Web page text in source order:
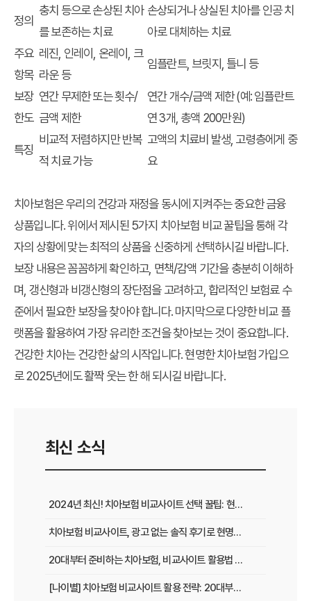
정의
충치 등으로 손상된 치아
를 보존하는 치료
손상되거나 상실된 치아를 인공 치
아로 대체하는 치료
주요
항목
레진, 인레이, 온레이, 크
라운 등
임플란트, 브릿지, 틀니 등
보장
한도
연간 무제한 또는 횟수/
금액 제한
연간 개수/금액 제한 (예: 임플란트
연 3개, 총액 200만원)
특징
비교적 저렴하지만 반복
적 치료 가능
고액의 치료비 발생, 고령층에게 중
요
치아보험은 우리의 건강과 재정을 동시에 지켜주는 중요한 금융
상품입니다. 위에서 제시된 5가지 치아보험 비교 꿀팁을 통해 각
자의 상황에 맞는 최적의 상품을 신중하게 선택하시길 바랍니다.
보장 내용은 꼼꼼하게 확인하고, 면책/감액 기간을 충분히 이해하
며, 갱신형과 비갱신형의 장단점을 고려하고, 합리적인 보험료 수
준에서 필요한 보장을 찾아야 합니다. 마지막으로 다양한 비교 플
랫폼을 활용하여 가장 유리한 조건을 찾아보는 것이 중요합니다.
건강한 치아는 건강한 삶의 시작입니다. 현명한 치아보험 가입으
로 2025년에도 활짝 웃는 한 해 되시길 바랍니다.
최신 소식
2024년 최신! 치아보험 비교사이트 선택 꿀팁: 현명한 가입 전략 완벽 분석
치아보험 비교사이트, 광고 없는 솔직 후기로 현명하게 선택하는 법
20대부터 준비하는 치아보험, 비교사이트 활용법 A to Z
[나이별] 치아보험 비교사이트 활용 전략: 20대부터 60대까지 맞춤 가이드